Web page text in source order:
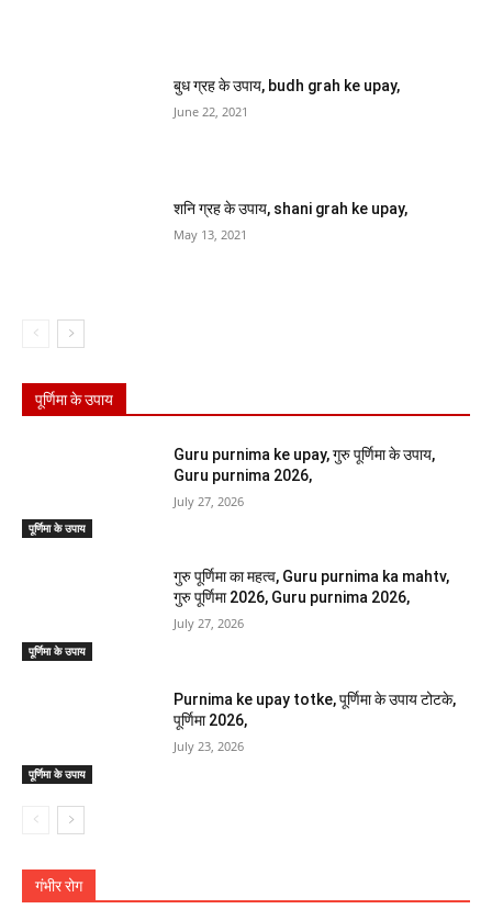
बुध ग्रह के उपाय, budh grah ke upay,
June 22, 2021
शनि ग्रह के उपाय, shani grah ke upay,
May 13, 2021
पूर्णिमा के उपाय
पूर्णिमा के उपाय
Guru purnima ke upay, गुरु पूर्णिमा के उपाय,
Guru purnima 2026,
July 27, 2026
पूर्णिमा के उपाय
गुरु पूर्णिमा का महत्व, Guru purnima ka mahtv,
गुरु पूर्णिमा 2026, Guru purnima 2026,
July 27, 2026
पूर्णिमा के उपाय
Purnima ke upay totke, पूर्णिमा के उपाय टोटके,
पूर्णिमा 2026,
July 23, 2026
गंभीर रोग